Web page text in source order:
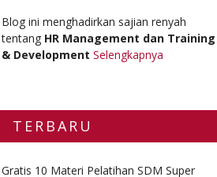
Blog ini menghadirkan sajian renyah
tentang HR Management dan Training
& Development Selengkapnya
TERBARU
Gratis 10 Materi Pelatihan SDM Super